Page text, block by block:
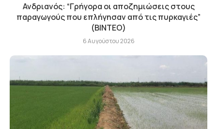
Ανδριανός: “Γρήγορα οι αποζημιώσεις στους
παραγωγούς που επλήγησαν από τις πυρκαγιές”
(BINTEO)
6 Αυγούστου 2026